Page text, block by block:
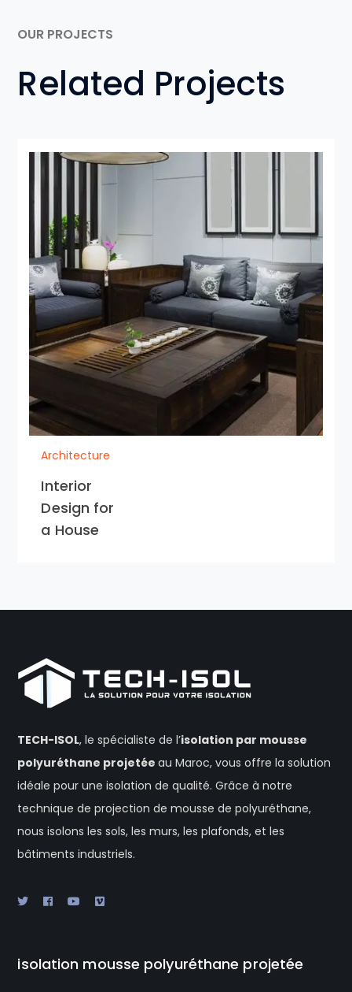
OUR PROJECTS
Related Projects
Architecture
Interior
Design for
a House
TECH-ISOL, le spécialiste de l’isolation par mousse
polyuréthane projetéeau Maroc, vous offre la solution
idéale pour une isolation de qualité. Grâce à notre
technique de projection de mousse de polyuréthane,
nous isolons les sols, les murs, les plafonds, et les
bâtiments industriels.
isolation mousse polyuréthane projetée